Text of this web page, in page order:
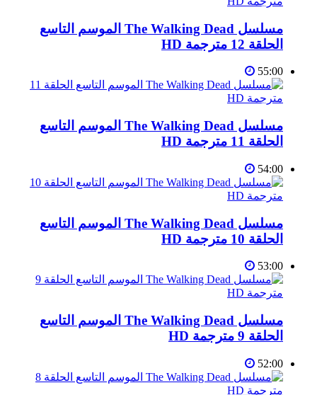
مسلسل The Walking Dead الموسم التاسع
الحلقة 12 مترجمة HD
55:00
مسلسل The Walking Dead الموسم التاسع
الحلقة 11 مترجمة HD
54:00
مسلسل The Walking Dead الموسم التاسع
الحلقة 10 مترجمة HD
53:00
مسلسل The Walking Dead الموسم التاسع
الحلقة 9 مترجمة HD
52:00